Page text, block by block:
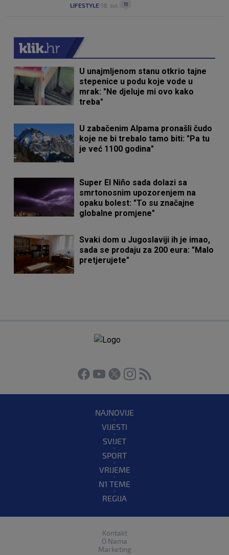
LIFESTYLE 18. svi. 11
U unajmljenom stanu otkrio tajne
stepenice u podu koje vode u
mrak: "Ne djeluje mi ovo kako
treba"
U zabačenim Alpama pronašli čudo
koje ne bi trebalo tamo biti: "Pa tu
je već 1100 godina"
Super El Niño sada dolazi sa
smrtonosnim upozorenjem na
opaku bolest: "To su značajne
globalne promjene"
Svaki dom u Jugoslaviji ih je imao,
sada se prodaju za 200 eura: "Malo
pretjerujete"
NAJNOVIJE
VIJESTI
SVIJET
SPORT
VRIJEME
N1 TEME
REGIJA
Kontakt
O Nama
Marketing